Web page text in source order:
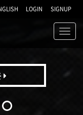
LOGIN SIGNUP